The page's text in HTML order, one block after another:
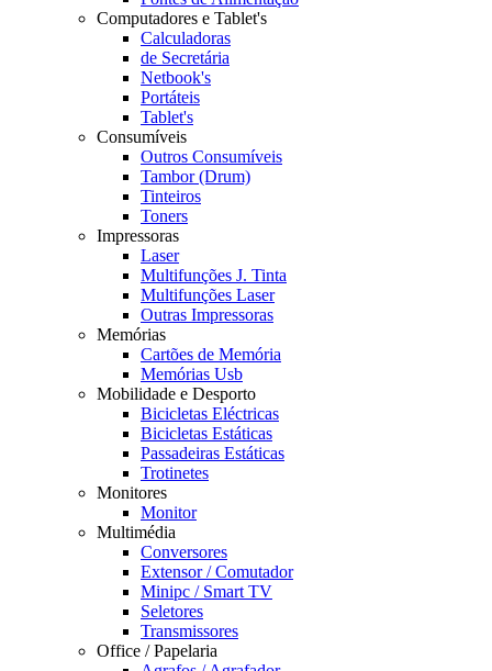
Computadores e Tablet's
Calculadoras
de Secretária
Netbook's
Portáteis
Tablet's
Consumíveis
Outros Consumíveis
Tambor (Drum)
Tinteiros
Toners
Impressoras
Laser
Multifunções J. Tinta
Multifunções Laser
Outras Impressoras
Memórias
Cartões de Memória
Memórias Usb
Mobilidade e Desporto
Bicicletas Eléctricas
Bicicletas Estáticas
Passadeiras Estáticas
Trotinetes
Monitores
Monitor
Multimédia
Conversores
Extensor / Comutador
Minipc / Smart TV
Seletores
Transmissores
Office / Papelaria